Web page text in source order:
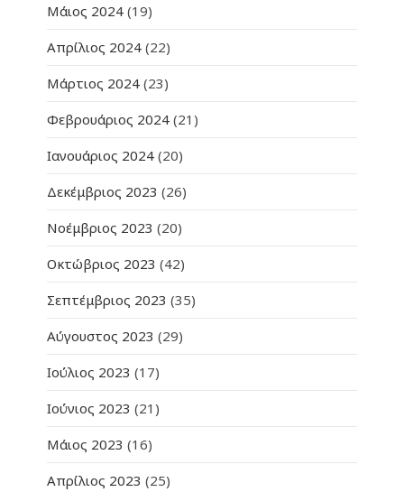
Μάιος 2024 (19)
Απρίλιος 2024 (22)
Μάρτιος 2024 (23)
Φεβρουάριος 2024 (21)
Ιανουάριος 2024 (20)
Δεκέμβριος 2023 (26)
Νοέμβριος 2023 (20)
Οκτώβριος 2023 (42)
Σεπτέμβριος 2023 (35)
Αύγουστος 2023 (29)
Ιούλιος 2023 (17)
Ιούνιος 2023 (21)
Μάιος 2023 (16)
Απρίλιος 2023 (25)